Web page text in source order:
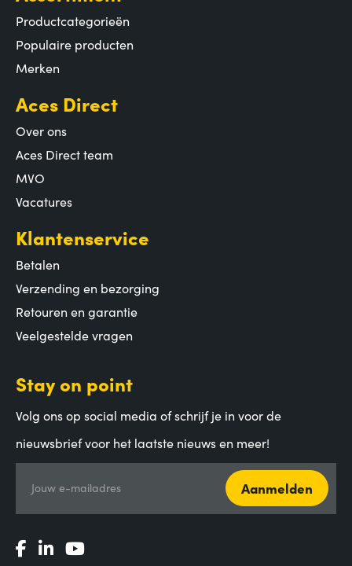
Productcategorieën
Populaire producten
Merken
Aces Direct
Over ons
Aces Direct team
MVO
Vacatures
Klantenservice
Betalen
Verzending en bezorging
Retouren en garantie
Veelgestelde vragen
Stay on point
Volg ons op social media of schrijf je in voor de
nieuwsbrief voor het laatste nieuws en meer!
Jouw e-mailadres Aanmelden